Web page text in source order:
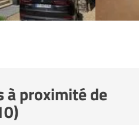
à proximité de